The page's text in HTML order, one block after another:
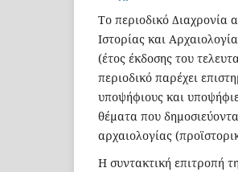
Το περιοδικό Διαχρονία
Ιστορίας και
(έτος έκδοσης του
περιοδικό παρέχει
υποψήφιους και
θέματα που
αρχαιολογίας
Η συντακτική επιτροπή